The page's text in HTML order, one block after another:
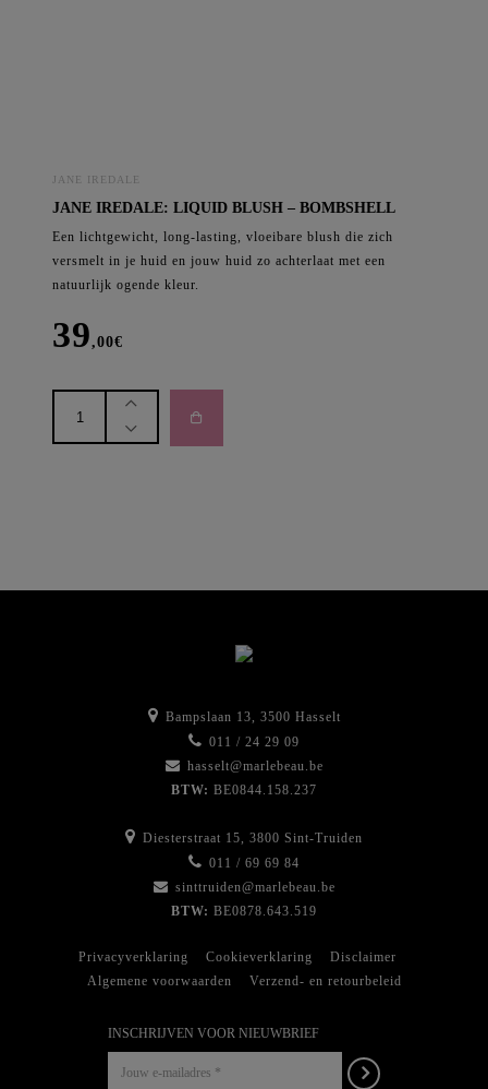
JANE IREDALE
JANE IREDALE: LIQUID BLUSH – BOMBSHELL
Een lichtgewicht, long-lasting, vloeibare blush die zich
versmelt in je huid en jouw huid zo achterlaat met een
natuurlijk ogende kleur.
39,00€
Iredale:
Liquid
Bampslaan 13, 3500 Hasselt
011 / 24 29 09
hasselt@marlebeau.be
BTW: BE0844.158.237
Diesterstraat 15, 3800 Sint-Truiden
011 / 69 69 84
sinttruiden@marlebeau.be
BTW: BE0878.643.519
Privacyverklaring Cookieverklaring
Disclaimer
Algemene voorwaarden
Verzend- en retourbeleid
INSCHRIJVEN VOOR NIEUWBRIEF